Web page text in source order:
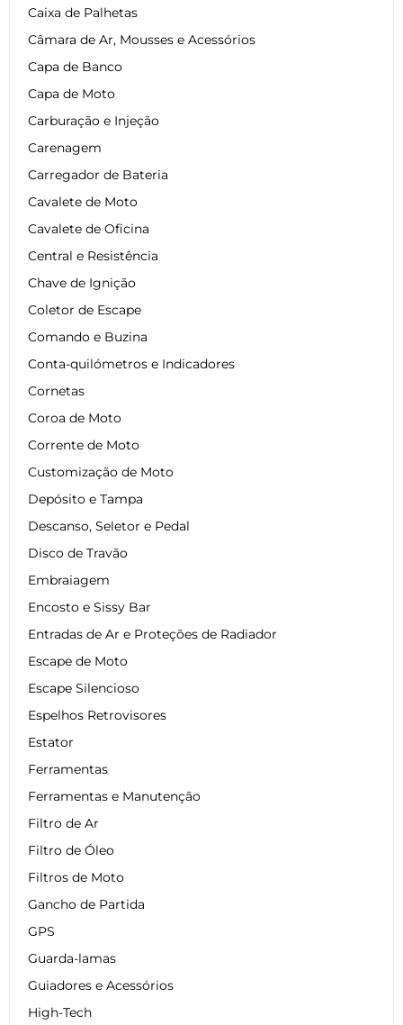
Caixa de Palhetas
Câmara de Ar, Mousses e Acessórios
Capa de Banco
Capa de Moto
Carburação e Injeção
Carenagem
Carregador de Bateria
Cavalete de Moto
Cavalete de Oficina
Central e Resistência
Chave de Ignição
Coletor de Escape
Comando e Buzina
Conta-quilómetros e Indicadores
Cornetas
Coroa de Moto
Corrente de Moto
Customização de Moto
Depósito e Tampa
Descanso, Seletor e Pedal
Disco de Travão
Embraiagem
Encosto e Sissy Bar
Entradas de Ar e Proteções de Radiador
Escape de Moto
Escape Silencioso
Espelhos Retrovisores
Estator
Ferramentas
Ferramentas e Manutenção
Filtro de Ar
Filtro de Óleo
Filtros de Moto
Gancho de Partida
GPS
Guarda-lamas
Guiadores e Acessórios
High-Tech